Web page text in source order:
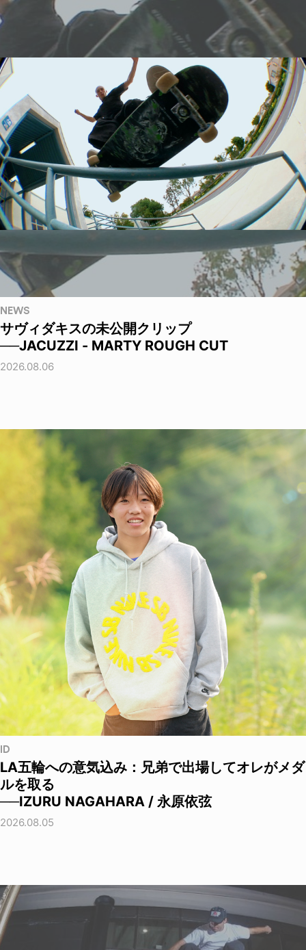
NEWS
サヴィダキスの未公開クリップ
──JACUZZI - MARTY ROUGH CUT
2026.08.06
ID
LA五輪への意気込み：兄弟で出場してオレがメダ
ルを取る
──IZURU NAGAHARA / 永原依弦
2026.08.05